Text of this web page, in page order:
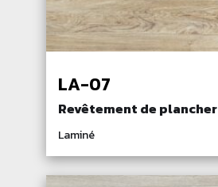
LA-07
Revêtement de plancher
Laminé